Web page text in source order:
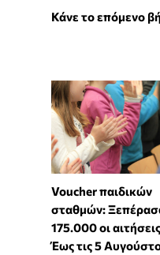
Κάνε το επόμενο
Voucher παιδικών
σταθμών:
175.000 οι
Έως τις 5